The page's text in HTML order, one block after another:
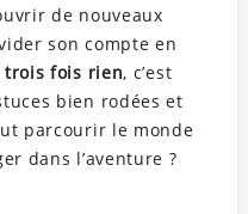
de nouveaux
son compte en
trois fois rien, c’est
bien rodées et
parcourir le monde
dans l’aventure ?